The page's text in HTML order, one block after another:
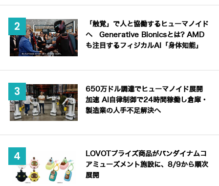
「触覚」で人と協働するヒューマノイド
へ Generative Bionicsとは? AMD
も注目するフィジカルAI「身体知能」
650万ドル調達でヒューマノイド展開
加速 AI自律制御で24時間稼働し倉庫・
製造業の人手不足解決へ
LOVOTプライズ商品がバンダイナムコ
アミューズメント施設に、8/9から順次
展開